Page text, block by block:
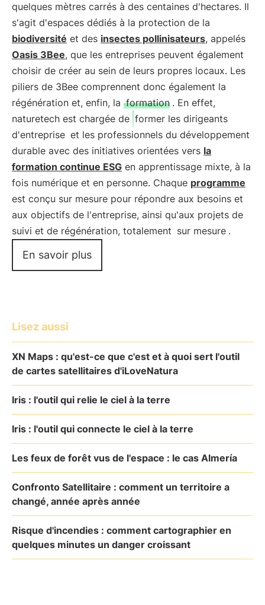
quelques mètres carrés à des centaines d'hectares. Il
s'agit d'espaces dédiés à la protection de la
biodiversité et des insectes pollinisateurs, appelés
Oasis 3Bee, que les entreprises peuvent également
choisir de créer au sein de leurs propres locaux. Les
piliers de 3Bee comprennent donc également la
régénération et, enfin, la formation . En effet,
naturetech est chargée de former les dirigeants
d'entreprise et les professionnels du développement
durable avec des initiatives orientées vers la
formation continue ESG en apprentissage mixte, à la
fois numérique et en personne. Chaque programme
est conçu sur mesure pour répondre aux besoins et
aux objectifs de l'entreprise, ainsi qu'aux projets de
suivi et de régénération, totalement sur mesure .
En savoir plus
Lisez aussi
XN Maps : qu'est-ce que c'est et à quoi sert l'outil
de cartes satellitaires d'iLoveNatura
Iris : l'outil qui relie le ciel à la terre
Iris : l'outil qui connecte le ciel à la terre
Les feux de forêt vus de l'espace : le cas Almería
Confronto Satellitaire : comment un territoire a
changé, année après année
Risque d'incendies : comment cartographier en
quelques minutes un danger croissant